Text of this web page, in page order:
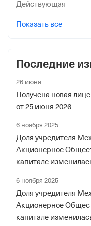
Действующая
Показать все
Последние
26 июня
Получена новая
от 25 июня 2026
6 ноября 2025
Доля учредителя
Акционерное
капитале
6 ноября 2025
Доля учредителя
Акционерное
капитале